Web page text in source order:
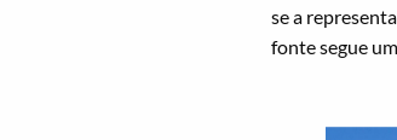
se a
fonte segue